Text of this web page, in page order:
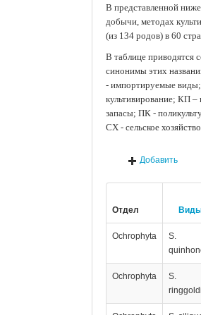
В представленной
добычи, методах
(из 134 родов) в 60
В таблице приводятся
синонимы этих
- импортируемые
культивирование; КП
запасы; ПК -
СХ - сельское
Добавить
Отдел
Ochrophyta
S.
Ochrophyta
S.